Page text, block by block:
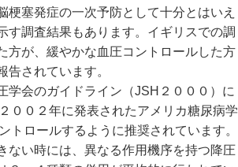
塞発症の一次予防として十分とはいえ
す調査結果もあります。イギリスでの調
方が、緩やかな血圧コントロールした方
されています。
会のガイドライン（JSH２０００）に
００２年に発表されたアメリカ糖尿病学
ロールするように推奨されています。
ない時には、異なる作用機序を持つ降圧